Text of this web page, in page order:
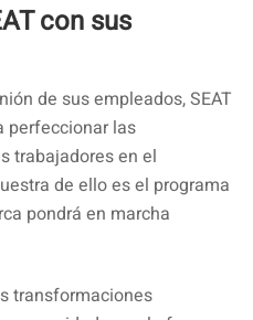
con sus
de sus empleados, SEAT
perfeccionar las
trabajadores en el
de ello es el programa
pondrá en marcha
transformaciones